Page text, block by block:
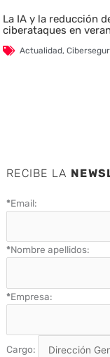
La IA y la reducción
ciberataques en
Actualidad,
RECIBE LA
*Email:
*Nombre apellidos:
*Empresa:
Cargo: